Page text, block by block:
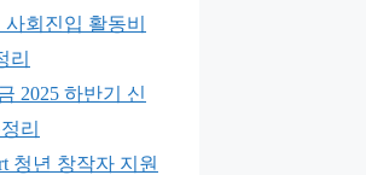
회진입 활동비
리
2025 하반기 신
리
청년 창작자 지원